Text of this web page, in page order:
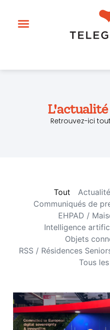
Retrouvez-ici
Communiqués de
EHPAD /
Intelligence
Objets
RSS / Résidences
Tous
Tout